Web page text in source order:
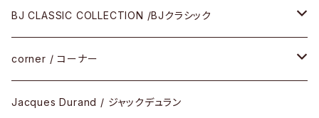
メガネ
サングラス
アパレル
BJ CLASSIC COLLECTION /BJクラシック
CELLULOID（CRAFTSMAN EDITION）
SHINBARI（CRAFTSMAN EDITION）
corner / コーナー
リサーチシリーズ
Jacques Durand / ジャックデュラン